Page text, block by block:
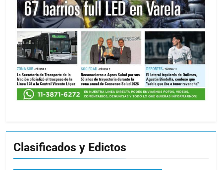
Clasificados y Edictos